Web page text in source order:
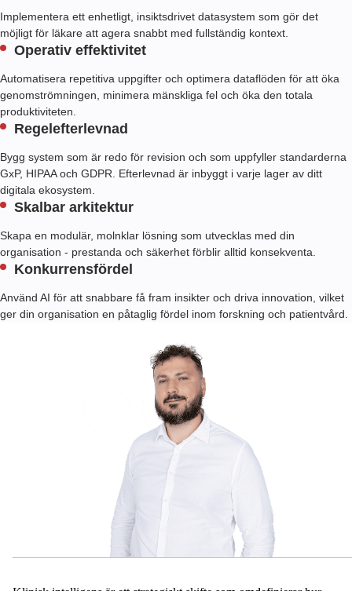
Implementera ett enhetligt, insiktsdrivet datasystem som gör det
möjligt för läkare att agera snabbt med fullständig kontext.
Operativ effektivitet
Automatisera repetitiva uppgifter och optimera dataflöden för att öka
genomströmningen, minimera mänskliga fel och öka den totala
produktiviteten.
Regelefterlevnad
Bygg system som är redo för revision och som uppfyller standarderna
GxP, HIPAA och GDPR. Efterlevnad är inbyggt i varje lager av ditt
digitala ekosystem.
Skalbar arkitektur
Skapa en modulär, molnklar lösning som utvecklas med din
organisation - prestanda och säkerhet förblir alltid konsekventa.
Konkurrensfördel
Använd AI för att snabbare få fram insikter och driva innovation, vilket
ger din organisation en påtaglig fördel inom forskning och patientvård.